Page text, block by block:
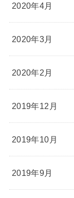
2020年4月
2020年3月
2020年2月
2019年12月
2019年10月
2019年9月